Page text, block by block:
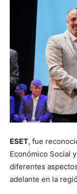
ESET, fue
Económico Social
diferentes
adelante en la